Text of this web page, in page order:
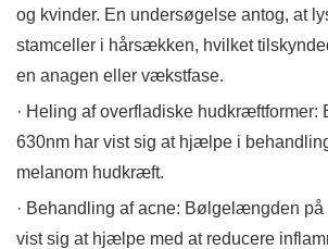
og kvinder. En undersøgelse antog, at
stamceller i hårsækken, hvilket
en anagen eller vækstfase.
· Heling af overfladiske
630nm har vist sig at hjælpe i
melanom hudkræft.
· Behandling af acne: Bølgelængden på
vist sig at hjælpe med at reducere